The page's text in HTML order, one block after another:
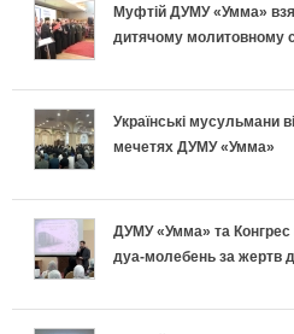
Муфтій ДУМУ «Умма»
дитячому молитовному
Українські мусульмани
мечетях ДУМУ «Умма»
ДУМУ «Умма» та
дуа-молебень за жертв